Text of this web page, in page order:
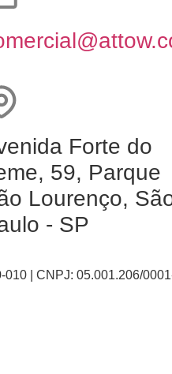
Forte do
59, Parque
Lourenço,
- SP
| CNPJ: 05.001.206/